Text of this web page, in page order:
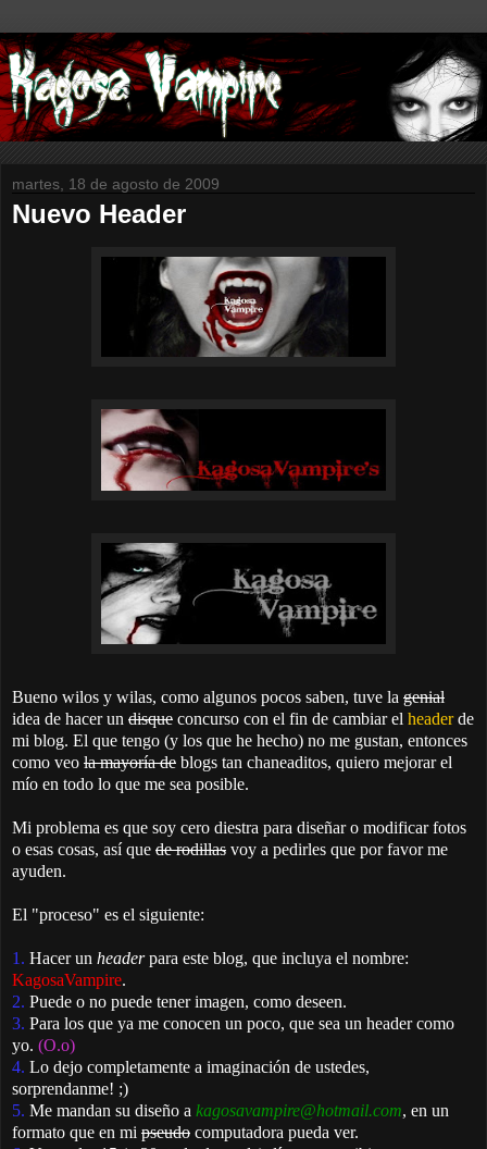
martes, 18 de agosto de 2009
Nuevo Header
Bueno wilos y wilas, como algunos pocos saben, tuve la genial
idea de hacer un disque concurso con el fin de cambiar el headerde
mi blog. El que tengo (y los que he hecho) no me gustan, entonces
como veo la mayoría de blogs tan chaneaditos, quiero mejorar el
mío en todo lo que me sea posible.
Mi problema es que soy cero diestra para diseñar o modificar fotos
o esas cosas, así que de rodillas voy a pedirles que por favor me
ayuden.
El "proceso" es el siguiente:
1. Hacer un headerpara este blog, que incluya el nombre:
KagosaVampire.
2. Puede o no puede tener imagen, como deseen.
3. Para los que ya me conocen un poco, que sea un header como
yo. (O.o)
4. Lo dejo completamente a imaginación de ustedes,
sorprendanme! ;)
5. Me mandan su diseño a kagosavampire@hotmail.com, en un
formato que en mi pseudo computadora pueda ver.